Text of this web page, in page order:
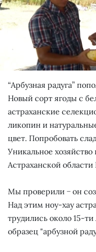
“Арбузная радуга”
Новый сорт ягоды с
астраханские
ликопин и
цвет. Попробовать
Уникальное
Астраханской
Мы проверили − он
Над этим ноу-хау
трудились около 15-
образец "арбузной